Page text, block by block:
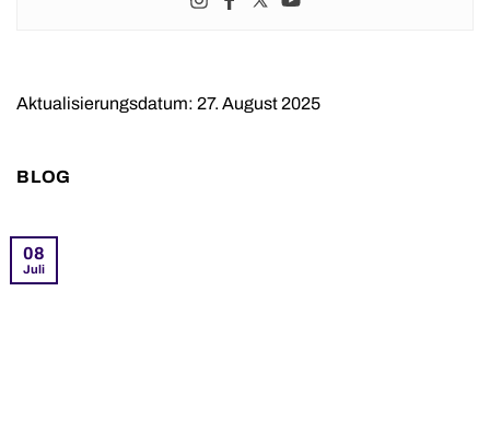
Aktualisierungsdatum: 27. August 2025
BLOG
08
Juli